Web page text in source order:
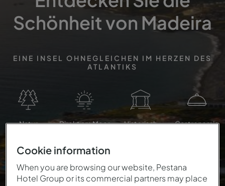
Schönheit von Madeira
EINE INSEL OHNEGLEICHEN IM HERZEN DES
ATLANTIKS
Natur Direkt am Meer Historisch Gastronomie
Cookie information
When you are browsing our website, Pestana
Hotel Group or its commercial partners may place